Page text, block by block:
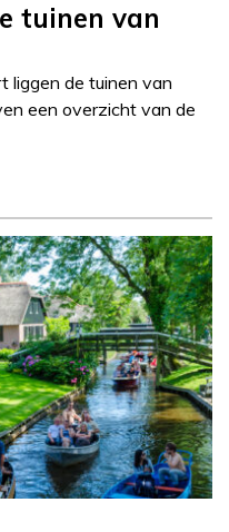
tuinen van
liggen de tuinen van
een overzicht van de